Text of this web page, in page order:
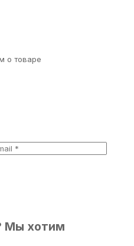
о товаре
Мы хотим